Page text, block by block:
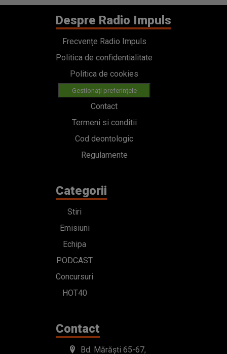
Despre Radio Impuls
Frecvențe Radio Impuls
Politica de confidentialitate
Politica de cookies
Gestionați preferințele
Contact
Termeni si conditii
Cod deontologic
Regulamente
Categorii
Stiri
Emisiuni
Echipa
PODCAST
Concursuri
HOT40
Contact
Bd. Mărăști 65-67,